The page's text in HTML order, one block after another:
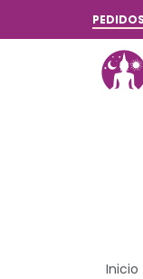
Inicio